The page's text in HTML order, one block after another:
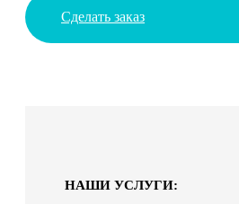
Сделать заказ
НАШИ УСЛУГИ: